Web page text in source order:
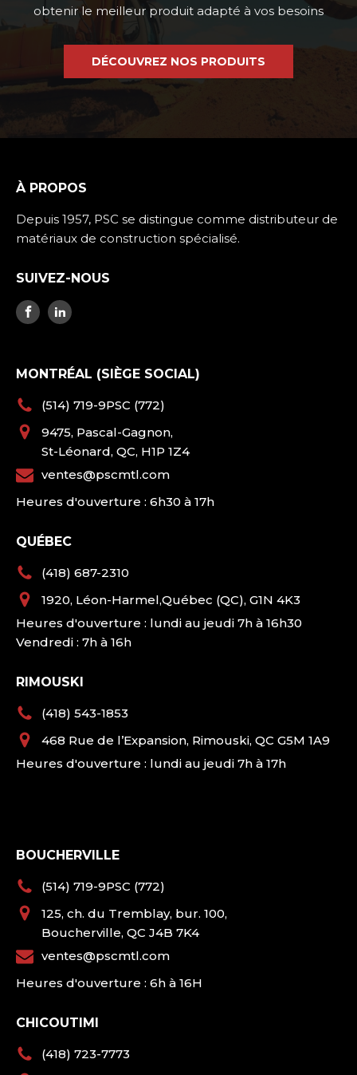
obtenir le meilleur produit adapté à vos besoins
DÉCOUVREZ NOS PRODUITS
À PROPOS
Depuis 1957, PSC se distingue comme distributeur de
matériaux de construction spécialisé.
SUIVEZ-NOUS
MONTRÉAL (SIÈGE SOCIAL)
(514) 719-9PSC (772)
9475, Pascal-Gagnon,
St-Léonard, QC, H1P 1Z4
ventes@pscmtl.com
Heures d'ouverture : 6h30 à 17h
QUÉBEC
(418) 687-2310
1920, Léon-Harmel,Québec (QC), G1N 4K3
Heures d'ouverture : lundi au jeudi 7h à 16h30
Vendredi : 7h à 16h
RIMOUSKI
(418) 543-1853
468 Rue de l’Expansion, Rimouski, QC G5M 1A9
Heures d'ouverture : lundi au jeudi 7h à 17h
BOUCHERVILLE
(514) 719-9PSC (772)
125, ch. du Tremblay, bur. 100,
Boucherville, QC J4B 7K4
ventes@pscmtl.com
Heures d'ouverture : 6h à 16H
CHICOUTIMI
(418) 723-7773